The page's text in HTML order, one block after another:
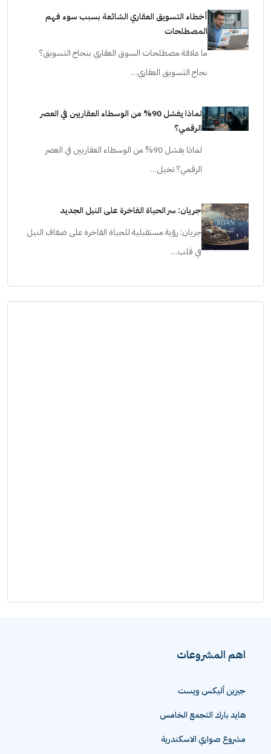
أخطاء التسويق العقاري الشائعة بسبب سوء فهم
المصطلحات
ما علاقة مصطلحات السوق العقاري بنجاح التسويق؟
نجاح التسويق العقاري…
لماذا يفشل 90% من الوسطاء العقاريين في العصر
الرقمي؟
لماذا يفشل 90% من الوسطاء العقاريين في العصر
الرقمي؟ تخيل…
جريان: سر الحياة الفاخرة على النيل الجديد
جريان: رؤية مستقبلية للحياة الفاخرة على ضفاف النيل
في قلب…
اهم المشروعات
جيزين أليكس ويست
هايد بارك التجمع الخامس
مشروع صواري الاسكندرية